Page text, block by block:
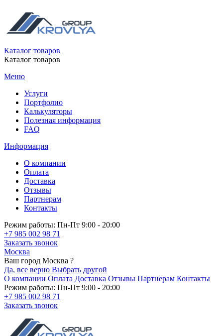
Каталог товаров
Каталог товаров
Меню
Услуги
Портфолио
Калькуляторы
Полезная информация
FAQ
Информация
О компании
Оплата
Доставка
Отзывы
Партнерам
Контакты
Режим работы: Пн-Пт 9:00 - 20:00
+7 985 002 98 71
Заказать звонок
Москва
Ваш город Москва ?
Да, все верно Выбрать другой
О компании Оплата Доставка Отзывы Партнерам Контакты
Режим работы: Пн-Пт 9:00 - 20:00
+7 985 002 98 71
Заказать звонок